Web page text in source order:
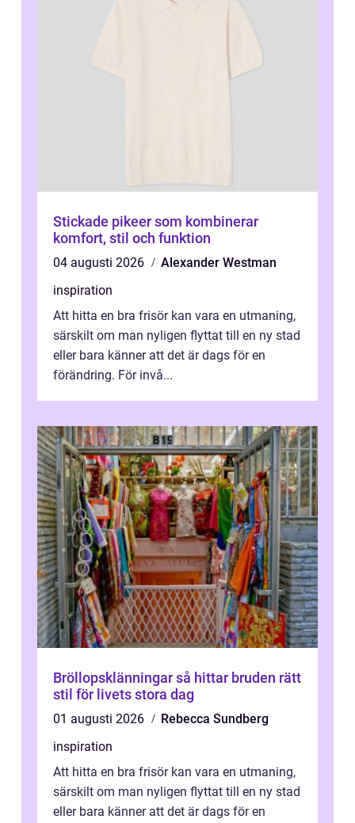
Stickade pikeer som kombinerar
komfort, stil och funktion
04 augusti 2026
Alexander Westman
inspiration
Att hitta en bra frisör kan vara en utmaning,
särskilt om man nyligen flyttat till en ny stad
eller bara känner att det är dags för en
förändring. För invå...
Bröllopsklänningar så hittar bruden rätt
stil för livets stora dag
01 augusti 2026
Rebecca Sundberg
inspiration
Att hitta en bra frisör kan vara en utmaning,
särskilt om man nyligen flyttat till en ny stad
eller bara känner att det är dags för en